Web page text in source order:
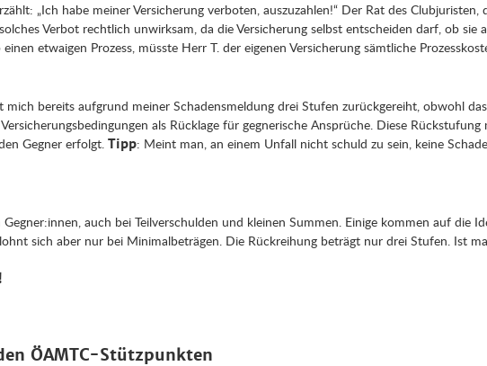
„Ich habe meiner Versicherung verboten, auszuzahlen!“ Der Rat des Clubjuristen,
Verbot rechtlich unwirksam, da die Versicherung selbst entscheiden darf, ob sie
etwaigen Prozess, müsste Herr T. der eigenen Versicherung sämtliche
mich bereits aufgrund meiner Schadensmeldung drei Stufen zurückgereiht, obwohl
als Rücklage für gegnerische Ansprüche. Diese
Gegner erfolgt. Tipp: Meint man, an einem Unfall nicht schuld zu sein, keine
auch bei Teilverschulden und kleinen Summen. Einige kommen auf die
sich aber nur bei Minimalbeträgen. Die Rückreihung beträgt nur drei Stufen. Ist
ÖAMTC-Stützpunkten